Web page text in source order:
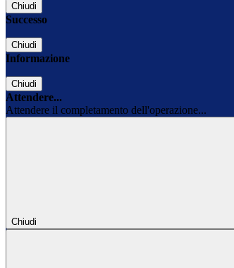
Chiudi
Successo
Chiudi
Informazione
Chiudi
Attendere...
Attendere il completamento dell'operazione...
Chiudi